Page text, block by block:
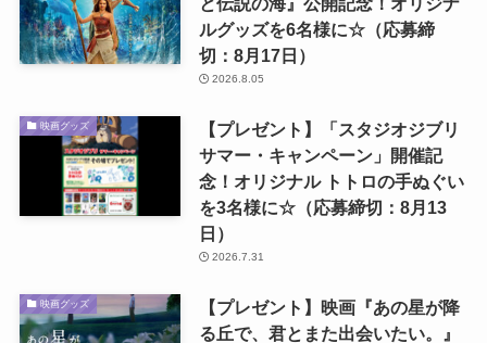
ルグッズを6名様に☆（応募締
切：8月17日）
2026.8.05
映画グッズ
【プレゼント】「スタジオジブリ
サマー・キャンペーン」開催記
念！オリジナル トトロの手ぬぐい
を3名様に☆（応募締切：8月13
日）
2026.7.31
映画グッズ
【プレゼント】映画『あの星が降
る丘で、君とまた出会いたい。』